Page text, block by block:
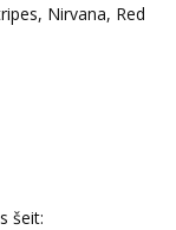
Nirvana, Red
šeit: